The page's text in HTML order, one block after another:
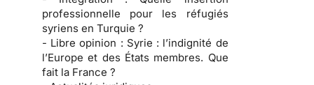
professionnelle pour les réfugiés
syriens en Turquie ?
- Libre opinion : Syrie : l’indignité de
l’Europe et des États membres. Que
fait la France ?